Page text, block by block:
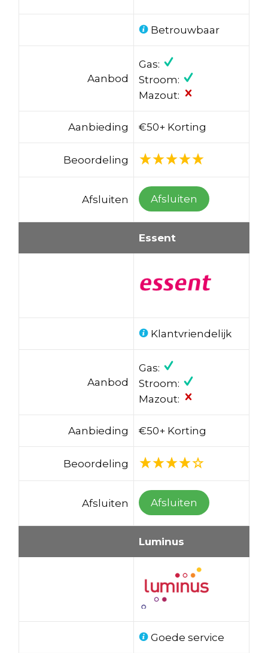
Betrouwbaar
Aanbod
Gas:
Stroom:
Mazout:
Aanbieding €50+ Korting
Beoordeling
Afsluiten Afsluiten
Essent
Klantvriendelijk
Aanbod
Gas:
Stroom:
Mazout:
Aanbieding €50+ Korting
Beoordeling
Afsluiten Afsluiten
Luminus
Goede service